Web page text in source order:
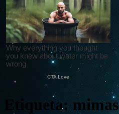
Etiqueta: mimas